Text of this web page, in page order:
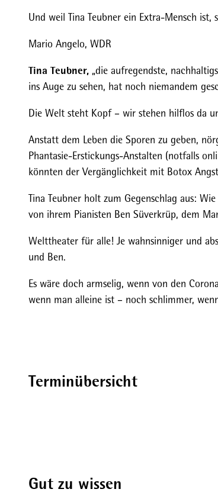
u
n
e
r
j
g
Und weil Tina Teubner ein Extra-Mensch
Mario Angelo, WDR
Tina Teubner, „die aufregendste,
ins Auge zu sehen, hat noch niemandem
Die Welt steht Kopf – wir stehen hilflos da
Anstatt dem Leben die Sporen zu geben,
Phantasie-Erstickungs-Anstalten (notfalls
könnten der Vergänglichkeit mit Botox
Tina Teubner holt zum Gegenschlag aus:
von ihrem Pianisten Ben Süverkrüp, dem
Welttheater für alle! Je wahnsinniger und
und Ben.
Es wäre doch armselig, wenn von den
wenn man alleine ist – noch schlimmer,
Terminübersicht
Gut zu wissen